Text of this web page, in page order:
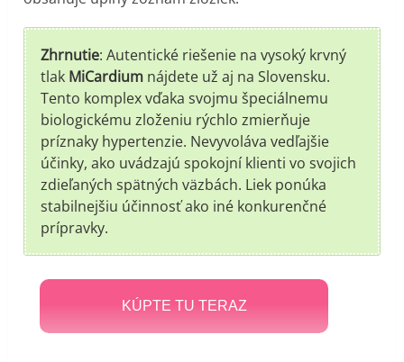
Zhrnutie: Autentické riešenie na vysoký krvný
tlak MiCardium nájdete už aj na Slovensku.
Tento komplex vďaka svojmu špeciálnemu
biologickému zloženiu rýchlo zmierňuje
príznaky hypertenzie. Nevyvoláva vedľajšie
účinky, ako uvádzajú spokojní klienti vo svojich
zdieľaných spätných väzbách. Liek ponúka
stabilnejšiu účinnosť ako iné konkurenčné
prípravky.
KÚPTE TU TERAZ